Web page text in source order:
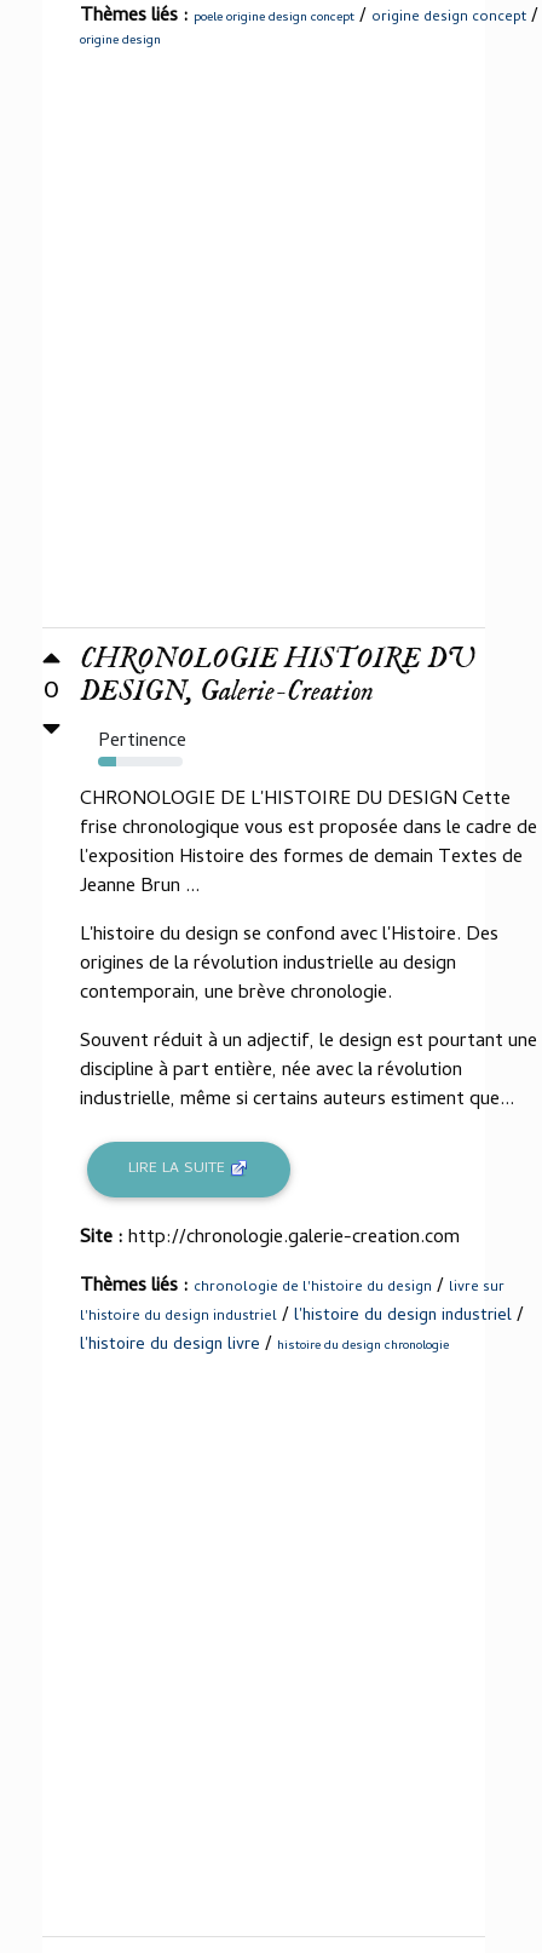
Thèmes liés : poele origine design concept / origine design concept /
origine design
0
CHRONOLOGIE HISTOIRE DU
DESIGN, Galerie-Creation
Pertinence
22%
CHRONOLOGIE DE L'HISTOIRE DU DESIGN Cette
frise chronologique vous est proposée dans le cadre de
l'exposition Histoire des formes de demain Textes de
Jeanne Brun ...
L'histoire du design se confond avec l'Histoire. Des
origines de la révolution industrielle au design
contemporain, une brève chronologie.
Souvent réduit à un adjectif, le design est pourtant une
discipline à part entière, née avec la révolution
industrielle, même si certains auteurs estiment que...
LIRE LA SUITE
Site :http://chronologie.galerie-creation.com
Thèmes liés : chronologie de l'histoire du design / livre sur
l'histoire du design industriel /l'histoire du design industriel/
l'histoire du design livre / histoire du design chronologie